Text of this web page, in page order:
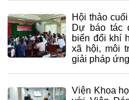
Hội thảo
Dự báo tác
biển đổi khí
xã hội, môi
giải pháp
Viện Khoa